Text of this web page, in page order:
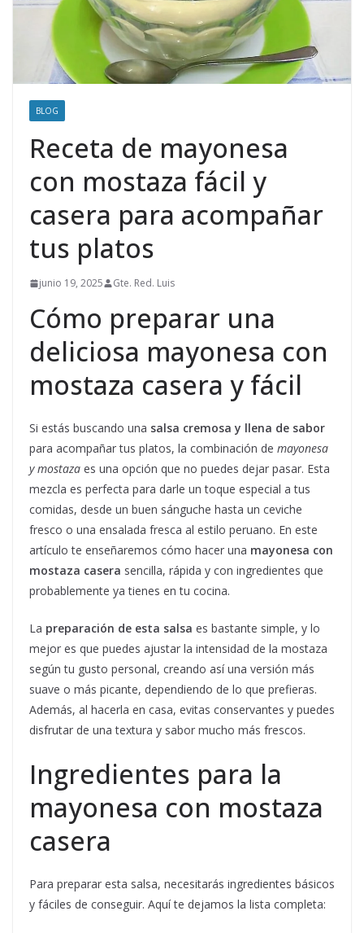
BLOG
Receta de mayonesa
con mostaza fácil y
casera para acompañar
tus platos
junio 19, 2025 Gte. Red. Luis
Cómo preparar una
deliciosa mayonesa con
mostaza casera y fácil
Si estás buscando una salsa cremosa y llena de sabor
para acompañar tus platos, la combinación de mayonesa
y mostaza es una opción que no puedes dejar pasar. Esta
mezcla es perfecta para darle un toque especial a tus
comidas, desde un buen sánguche hasta un ceviche
fresco o una ensalada fresca al estilo peruano. En este
artículo te enseñaremos cómo hacer una mayonesa con
mostaza casera sencilla, rápida y con ingredientes que
probablemente ya tienes en tu cocina.
La preparación de esta salsa es bastante simple, y lo
mejor es que puedes ajustar la intensidad de la mostaza
según tu gusto personal, creando así una versión más
suave o más picante, dependiendo de lo que prefieras.
Además, al hacerla en casa, evitas conservantes y puedes
disfrutar de una textura y sabor mucho más frescos.
Ingredientes para la
mayonesa con mostaza
casera
Para preparar esta salsa, necesitarás ingredientes básicos
y fáciles de conseguir. Aquí te dejamos la lista completa: